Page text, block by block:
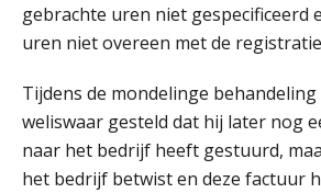
gebrachte uren niet gespecificeerd
uren niet overeen met de
Tijdens de mondelinge
weliswaar gesteld dat hij later nog
naar het bedrijf heeft gestuurd,
het bedrijf betwist en deze factuur
11
Markus Verbeek
14
AUG
Markus Verbeek